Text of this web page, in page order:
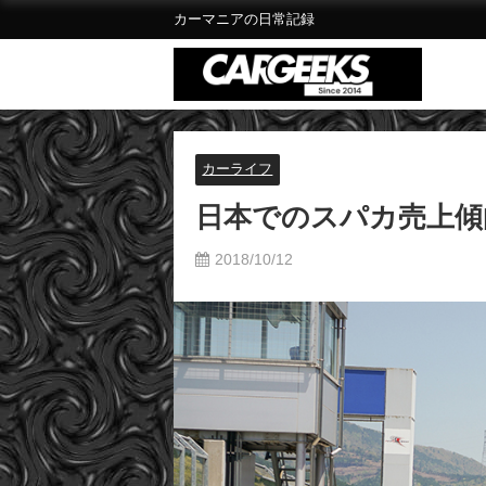
カーマニアの日常記録
カーライフ
日本でのスパカ売上
2018/10/12